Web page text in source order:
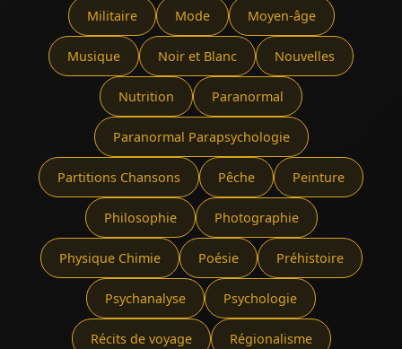
Militaire Mode Moyen-âge
Musique Noir et Blanc Nouvelles
Nutrition Paranormal
Paranormal Parapsychologie
Partitions Chansons Pêche Peinture
Philosophie Photographie
Physique Chimie Poésie Préhistoire
Psychanalyse Psychologie
Récits de voyage Régionalisme